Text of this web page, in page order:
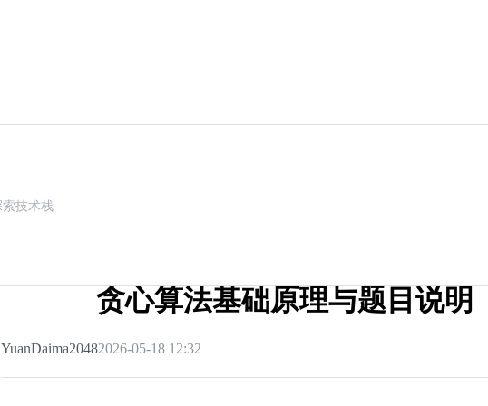
贪心算法基础原理与题目说明
YuanDaima20482026-05-18 12:32